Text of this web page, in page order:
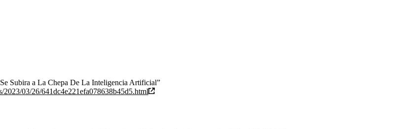
Subira a La Chepa De La Inteligencia Artificial”
03/26/641dc4e221efa078638b45d5.html